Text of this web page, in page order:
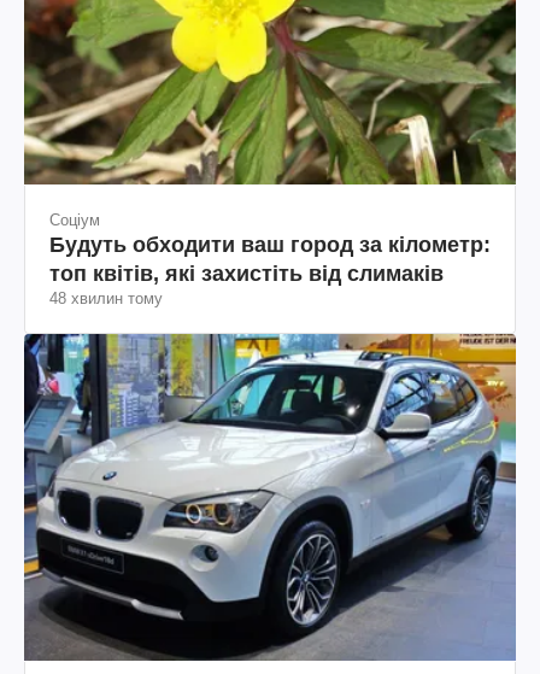
Соціум
Будуть обходити ваш город за кілометр:
топ квітів, які захистіть від слимаків
48 хвилин тому